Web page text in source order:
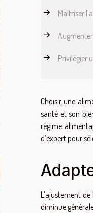
Maîtriser
Privilégier
Choisir une
santé et son
régime
d’expert pour
L’ajustement
diminue